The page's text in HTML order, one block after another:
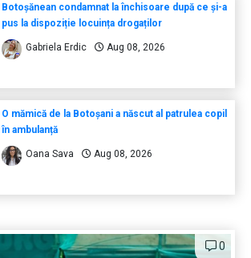
Botoșănean condamnat la închisoare după ce și-a
pus la dispoziție locuința drogaților
Gabriela Erdic Aug 08, 2026
O mămică de la Botoșani a născut al patrulea copil
în ambulanță
Oana Sava Aug 08, 2026
0